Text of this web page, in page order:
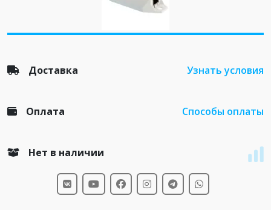
Доставка Узнать условия
Оплата Способы оплаты
Нет в наличии